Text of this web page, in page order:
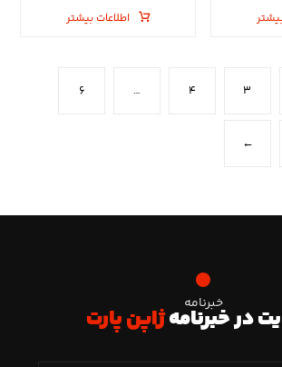
اطلاعات بیشتر
۳ ۴ … ۶
←
خبرنامه
در خبرنامهژاپن پارت